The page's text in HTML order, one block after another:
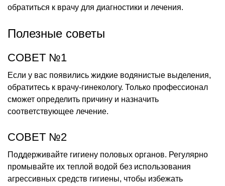
обратиться к врачу для диагностики и лечения.
Полезные советы
СОВЕТ №1
Если у вас появились жидкие водянистые выделения,
обратитесь к врачу-гинекологу. Только профессионал
сможет определить причину и назначить
соответствующее лечение.
СОВЕТ №2
Поддерживайте гигиену половых органов. Регулярно
промывайте их теплой водой без использования
агрессивных средств гигиены, чтобы избежать